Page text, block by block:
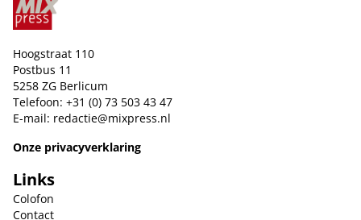
Hoogstraat 110
Postbus 11
5258 ZG Berlicum
Telefoon: +31 (0) 73 503 43 47
E-mail: redactie@mixpress.nl
Onze privacyverklaring
Links
Colofon
Contact